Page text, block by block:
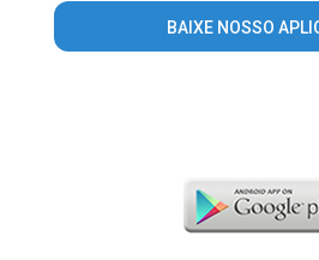
BAIXE NOSSO